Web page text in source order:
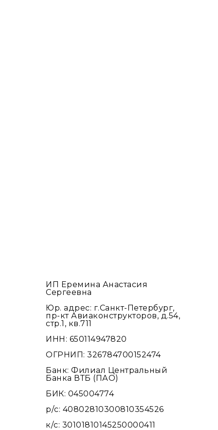
ИП Еремина Анастасия
Сергеевна
Юр. адрес: г.Санкт-Петербург,
пр-кт Авиаконструкторов, д.54,
стр.1, кв.711
ИНН: 650114947820
ОГРНИП: 326784700152474
Банк: Филиал Центральный
Банка ВТБ (ПАО)
БИК: 045004774
р/с: 40802810300810354526
к/с: 30101810145250000411